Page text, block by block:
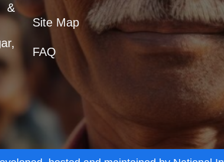
&
Site Map
FAQ